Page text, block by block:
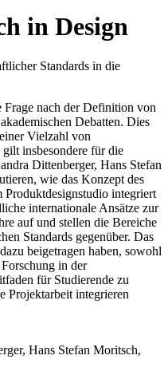
in Design
Standards in die
Frage nach der Definition von
Debatten. Dies
Vielzahl von
insbesondere für die
Dittenberger, Hans Stefan
wie das Konzept des
integriert
internationale Ansätze zur
auf und stellen die Bereiche
Standards gegenüber. Das
beigetragen haben, sowohl
in der
für Studierende zu
Projektarbeit integrieren
Hans Stefan Moritsch,